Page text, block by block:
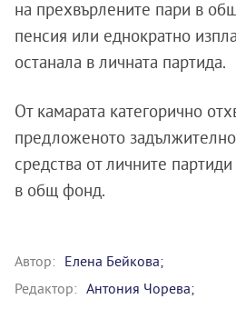
на прехвърлените пари в
пенсия или еднократно
останала в личната партида.
От камарата категорично
предложеното
средства от личните
в общ фонд.
Автор: Елена Бейкова;
Редактор: Антония Чорева;